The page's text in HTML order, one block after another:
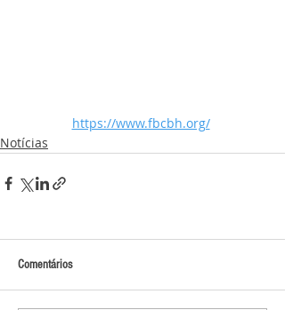
https://www.fbcbh.org/
Notícias
Comentários